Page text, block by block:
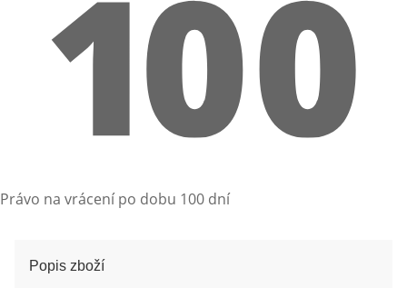
Právo na vrácení po dobu 100 dní
Popis zboží